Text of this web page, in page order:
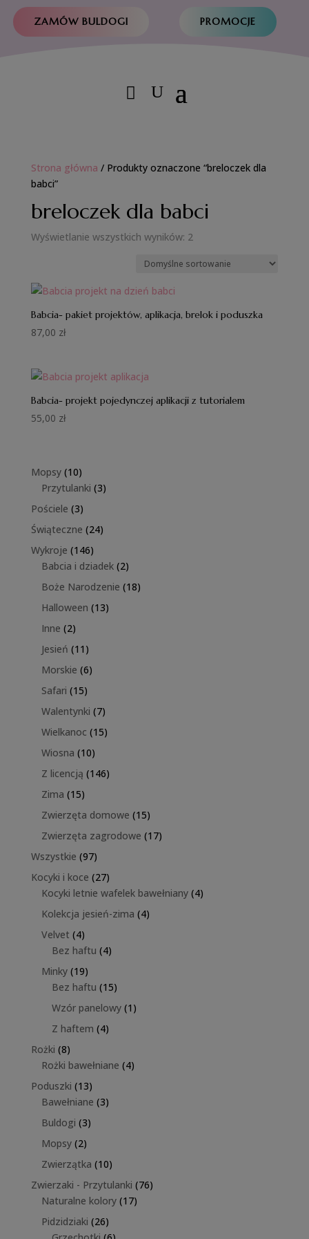
ZAMÓW BULDOGI PROMOCJE
Strona główna / Produkty oznaczone “breloczek dla
babci”
breloczek dla babci
Wyświetlanie wszystkich wyników: 2
Babcia- pakiet projektów, aplikacja, brelok i poduszka
87,00 zł
Babcia- projekt pojedynczej aplikacji z tutorialem
55,00 zł
Mopsy 1010
produktów
Przytulanki 33
Pościele 33
produkty
Świąteczne 2424
Wykroje 146146
produktów
Babcia i dziadek 22
produkty
Boże Narodzenie 1818
Halloween 1313
Inne 22
produkty
Jesień 11 11
produktów
Morskie 66
Safari 1515
produktów
Walentynki 77
produktów
Wielkanoc 1515
Wiosna 1010
produktów
Z licencją 146146
Zima 1515
produktów
Zwierzęta domowe 1515
produktów
Zwierzęta zagrodowe 1717
Wszystkie 9797
produktów
Kocyki i koce 2727
produktów
Kocyki letnie wafelek bawełniany 44
Kolekcja jesień-zima 44
Velvet 44
produkty
Bez haftu 44
Minky 1919
produktów
Bez haftu 1515
produktów
Wzór panelowy 1 1
Z haftem 44
Rożki 88
produktów
Rożki bawełniane 44
Poduszki 1313
produktów
Bawełniane 33
Buldogi 33
Mopsy 22
produkty
Zwierzątka 1010
produktów
Zwierzaki - Przytulanki 7676
Naturalne kolory 1717
Pidzidziaki 2626